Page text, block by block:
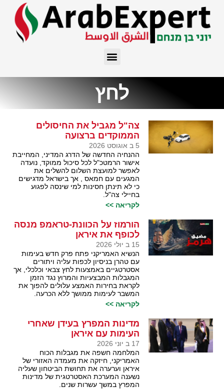
לחץ
צה"ל מגביל את החיסולים
הממוקדים ברצועה
5 ב אוגוסט 2026
ההנחיה החדשה של הדרג המדיני, המחייבת
אישור הרמטכ"ל לכל סיכול ממוקד, נועדה
לאפשר למועצת השלום להשלים את
המגעים עם חמאס , אך בישראל מדגישים
כי לא תינתן חסינות למי שינסה לפגוע
בחיילי צה"ל.
לקריאה >>
הורמוז על הכוונת-טראמפ מנסה
לכופף את איראן
15 ב יולי 2026
הנשיא האמריקני פתח פרק חדש בעימות
עם טהרן בניסיון לכפות עליה ויתורים
אסטרטגיים באמצעות לחץ צבאי וכלכלי, אך
המגבלות המבצעיות והמרוץ נגד הזמן
לקראת בחירות האמצע עלולים להפוך את
המשבר לעימות ממושך ללא הכרעה.
לקריאה >>
מדינות המפרץ בעידן שאחרי
העימות עם איראן
17 ב יוני 2026
המלחמה חשפה את מגבלות הכוח
האמריקני, חיזקה את מעמדה האזורי של
איראן וערערה את תחושת הביטחון שעליה
נשענה המערכת האסטרטגית של מדינות
המפרץ במשך עשרות שנים.